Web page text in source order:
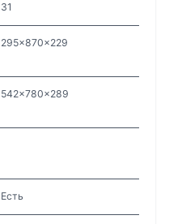
31
295x870x229
542x780x289
Есть